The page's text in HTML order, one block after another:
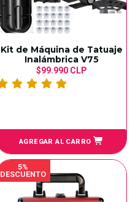
Kit de Máquina de Tatuaje
Inalámbrica V75
$99.990 CLP
AGREGAR AL CARRO
5%
DESCUENTO